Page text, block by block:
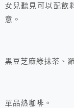
女兒聽見可以配飲
意。
黑豆芝麻綠抹茶、
單品熱咖啡。